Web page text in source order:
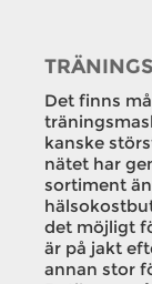
Det finns
kanske
nätet har
sortiment
det möjligt
är på jakt
annan stor